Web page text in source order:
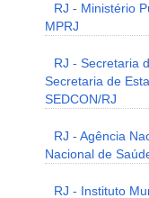
RJ - Ministério
MPRJ
RJ - Secretaria
Secretaria de
SEDCON/RJ
RJ - Agência
Nacional de
RJ - Instituto